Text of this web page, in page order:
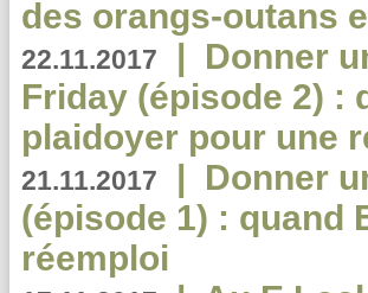
des orangs-outans
22.11.2017 | Donner
Friday (épisode 2) :
plaidoyer pour une
21.11.2017 | Donner
(épisode 1) : quand
réemploi